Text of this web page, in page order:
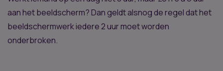
aan het beeldscherm? Dan geldt alsnog de regel dat het
beeldschermwerk iedere 2 uur moet worden
onderbroken.